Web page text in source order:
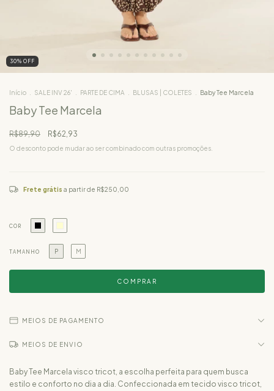
30% OFF
Início SALE INV 26' PARTE DE CIMA BLUSAS | COLETES Baby Tee Marcela
Baby Tee Marcela
R$89,90 R$62,93
O desconto pode mudar ao ser combinado com outras promoções.
Frete grátis a partir de R$250,00
COR
TAMANHO P M
MEIOS DE PAGAMENTO
MEIOS DE ENVIO
Baby Tee Marcela visco tricot, a escolha perfeita para quem busca
estilo e conforto no dia a dia. Confeccionada em tecido visco tricot,